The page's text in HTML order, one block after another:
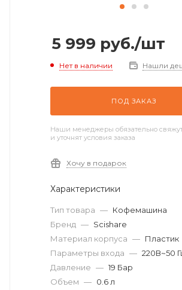
5 999 руб./шт
Нет в наличии Нашли
ПОД ЗАКАЗ
Наши менеджеры обязательно
и уточнят условия заказа
Хочу в подарок
Характеристики
Тип товара — Кофемашина
Бренд — Scishare
Материал корпуса — Пластик
Параметры входа — 220В~50
Давление — 19 Бар
Объем — 0.6 л